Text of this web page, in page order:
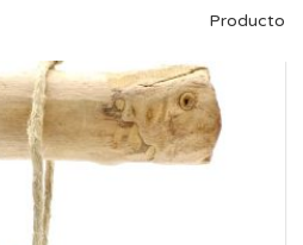
Producto